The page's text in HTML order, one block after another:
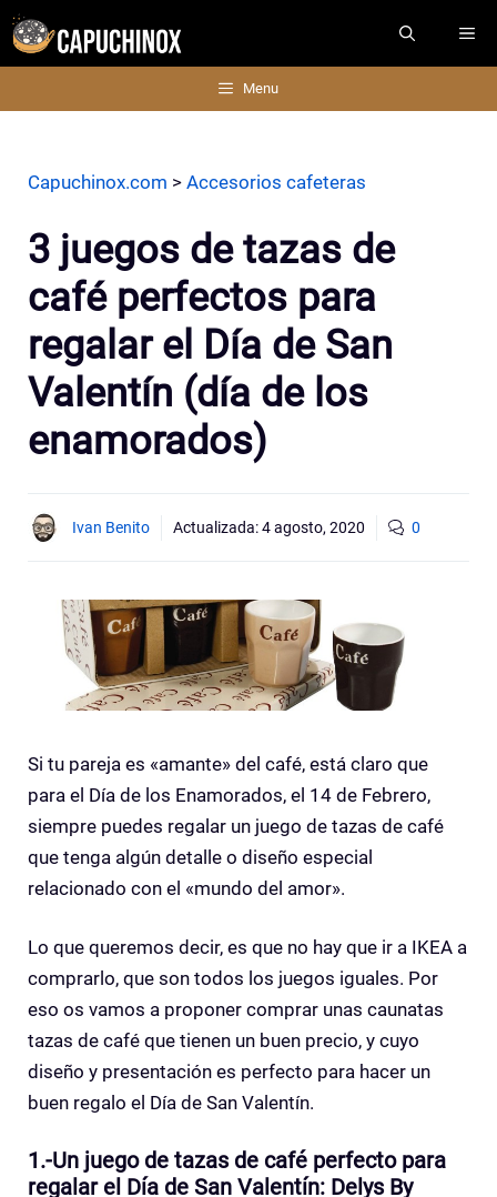
Saltar
Menu
Capuchinox.com > Accesorios cafeteras
3 juegos de tazas de
café perfectos para
regalar el Día de San
Valentín (día de los
enamorados)
Ivan Benito Actualizada:4 agosto, 2020 0
Si tu pareja es «amante» del café, está claro que
para el Día de los Enamorados, el 14 de Febrero,
siempre puedes regalar un juego de tazas de café
que tenga algún detalle o diseño especial
relacionado con el «mundo del amor».
Lo que queremos decir, es que no hay que ir a IKEA a
comprarlo, que son todos los juegos iguales. Por
eso os vamos a proponer comprar unas caunatas
tazas de café que tienen un buen precio, y cuyo
diseño y presentación es perfecto para hacer un
buen regalo el Día de San Valentín.
1.-Un juego de tazas de café perfecto para
regalar el Día de San Valentín: Delys By